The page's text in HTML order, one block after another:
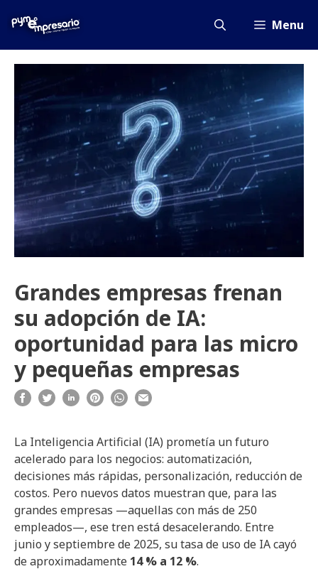
Menu
Grandes empresas frenan
su adopción de IA:
oportunidad para las micro
y pequeñas empresas
La Inteligencia Artificial (IA) prometía un futuro
acelerado para los negocios: automatización,
decisiones más rápidas, personalización, reducción de
costos. Pero nuevos datos muestran que, para las
grandes empresas —aquellas con más de 250
empleados—, ese tren está desacelerando. Entre
junio y septiembre de 2025, su tasa de uso de IA cayó
de aproximadamente 14 % a 12 %.